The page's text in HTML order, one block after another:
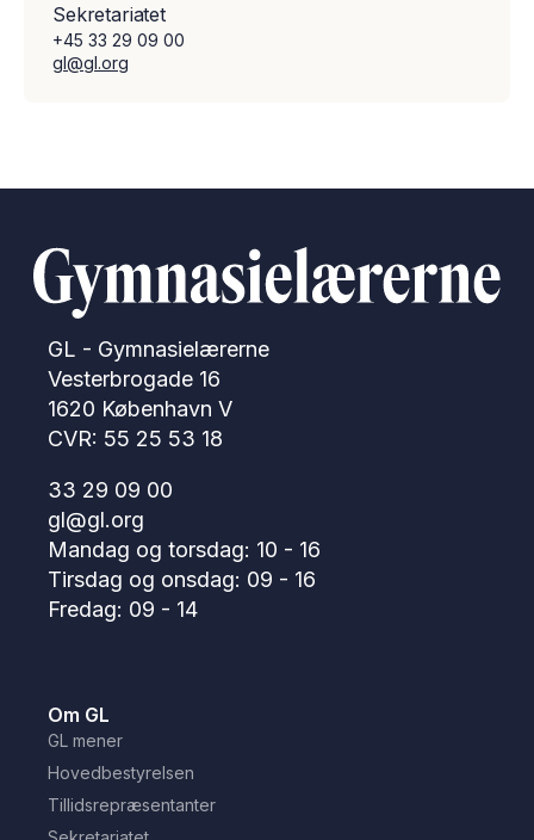
Sekretariatet
+45 33 29 09 00
gl@gl.org
GL - Gymnasielærerne
Vesterbrogade 16
1620 København V
CVR: 55 25 53 18
33 29 09 00
gl@gl.org
Mandag og torsdag: 10 - 16
Tirsdag og onsdag: 09 - 16
Fredag: 09 - 14
Om GL
GL mener
Hovedbestyrelsen
Tillidsrepræsentanter